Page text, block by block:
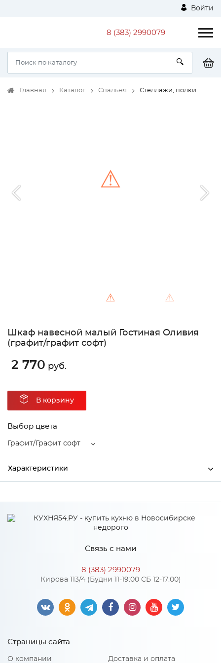
Войти
8 (383) 2990079
Главная Каталог Спальня Стеллажи, полки
⚠ ⚠
⚠
Шкаф навесной малый Гостиная Оливия
(графит/графит софт)
2 770 руб.
В корзину
Выбор цвета
Графит/Графит софт
Характеристики
Цвет Графит/Графит софт
Особенности
Материал 2: МДФ
Количество упаковок: 3
Связь с нами
8 (383) 2990079
Кирова 113/4 (Будни 11-19:00 СБ 12-17:00)
Страницы сайта
О компании Доставка и оплата